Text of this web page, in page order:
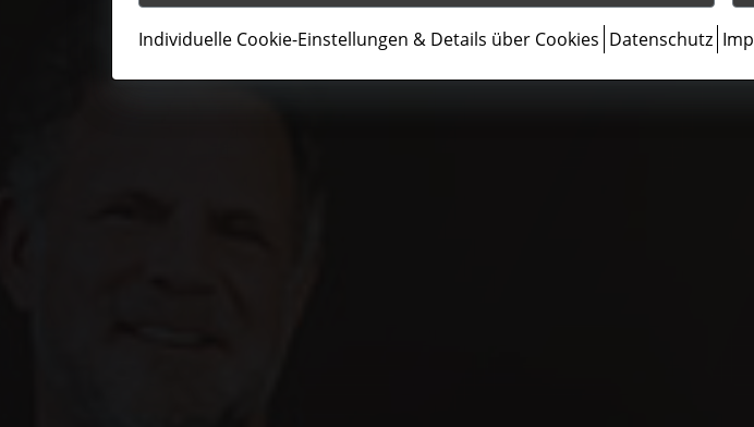
Individuelle Cookie-Einstellungen & Details über Cookies Datenschutz